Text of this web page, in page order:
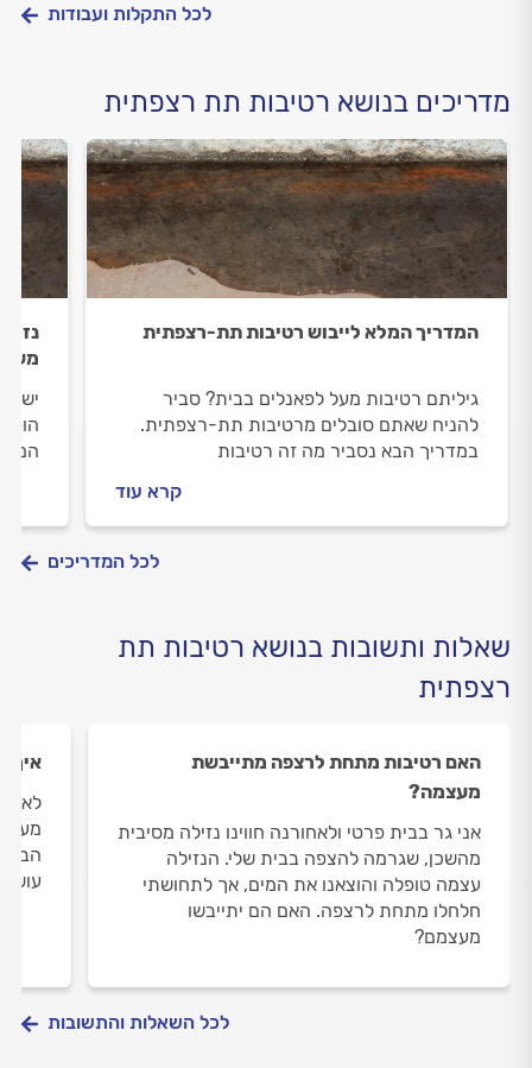
לכל התקלות ועבודות
מדריכים בנושא רטיבות תת רצפתית
המדריך המלא לייבוש רטיבות תת-רצפתית
גיליתם רטיבות מעל לפאנלים בבית? סביר
להניח שאתם סובלים מרטיבות תת-רצפתית.
במדריך הבא נסביר מה זה רטיבות
תת-רצפתית ואיך מאתרים ומייבשים אותה?
קרא עוד
יש
לכל המדריכים
שאלות ותשובות בנושא רטיבות תת
רצפתית
האם רטיבות מתחת לרצפה מתייבשת
מעצמה?
אני גר בבית פרטי ולאחורנה חווינו נזילה מסיבית
מהשכן, שגרמה להצפה בבית שלי. הנזילה
עצמה טופלה והוצאנו את המים, אך לתחושתי
חלחלו מתחת לרצפה. האם הם יתייבשו
מעצמם?
איך
מעל
לכל השאלות והתשובות